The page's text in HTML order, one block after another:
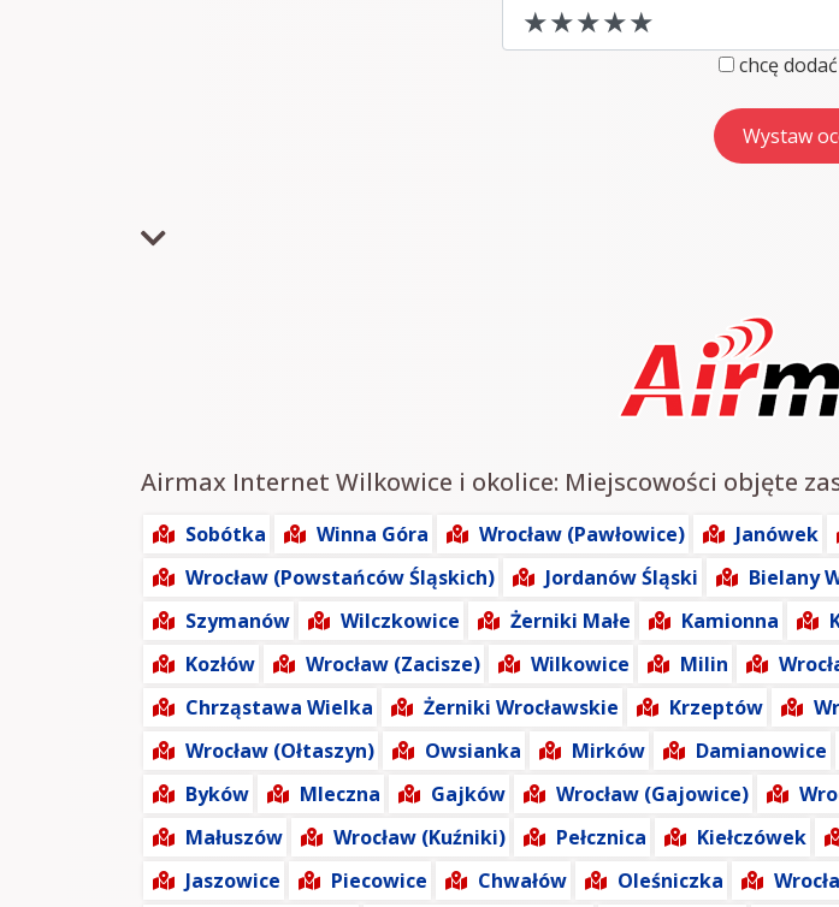
chcę
Airmax Internet Wilkowice i okolice: Miejscowości objęte
Sobótka Winna Góra Wrocław (Pawłowice) Janówek
Wrocław (Powstańców Śląskich)
Jordanów Śląski Bielany
Szymanów
Wilczkowice Żerniki Małe Kamionna
Kozłów
Wrocław (Zacisze) Wilkowice Milin
Chrząstawa Wielka
Żerniki Wrocławskie Krzeptów
Wrocław (Ołtaszyn)
Owsianka Mirków Damianowice
Byków
Mleczna Gajków Wrocław (Gajowice)
Małuszów
Wrocław (Kuźniki) Pełcznica Kiełczówek
Jaszowice
Piecowice Chwałów Oleśniczka